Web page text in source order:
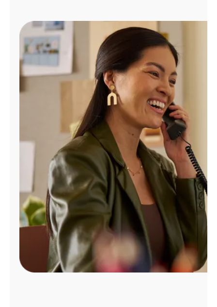
Administrar
cuenta
Encuentra
tienda